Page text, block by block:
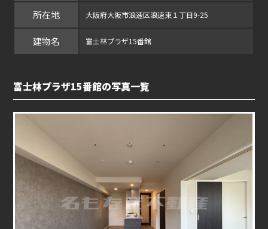
所在地 大阪府大阪市浪速区浪速東１丁目9-25
建物名 富士林プラザ15番館
富士林プラザ15番館の写真一覧